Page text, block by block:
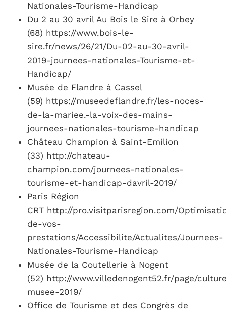
Nationales-Tourisme-Handicap
Du 2 au 30 avril Au Bois le Sire à Orbey
(68) https://www.bois-le-
sire.fr/news/26/21/Du-02-au-30-avril-
2019-journees-nationales-Tourisme-et-
Handicap/
Musée de Flandre à Cassel
(59) https://museedeflandre.fr/les-noces-
de-la-mariee.-la-voix-des-mains-
journees-nationales-tourisme-handicap
Château Champion à Saint-Emilion
(33) http://chateau-
champion.com/journees-nationales-
tourisme-et-handicap-davril-2019/
Paris Région
CRT http://pro.visitparisregion.com/
de-vos-
prestations/Accessibilite/Actualites/Journees-
Nationales-Tourisme-Handicap
Musée de la Coutellerie à Nogent
(52) http://www.villedenogent52.fr/page/
musee-2019/
Office de Tourisme et des Congrès de